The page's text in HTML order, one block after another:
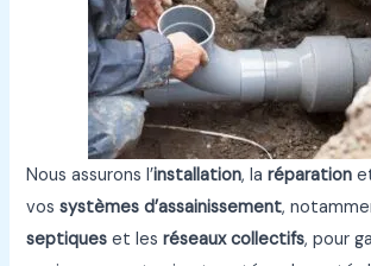
Nous assurons l’installation, laréparation
vossystèmes d’assainissement,
septiques et lesréseaux collectifs, pour